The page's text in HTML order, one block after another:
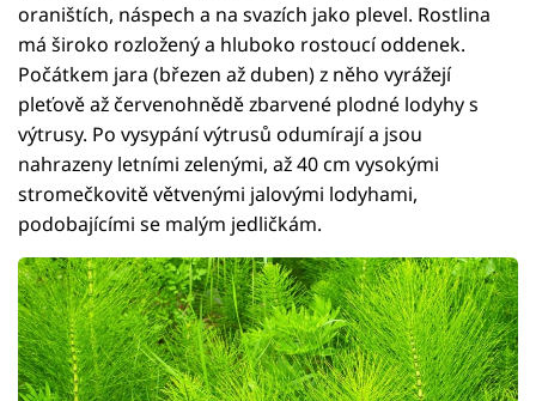
oraništích, náspech a na svazích jako plevel. Rostlina
má široko rozložený a hluboko rostoucí oddenek.
Počátkem jara (březen až duben) z něho vyrážejí
pleťově až červenohnědě zbarvené plodné lodyhy s
výtrusy. Po vysypání výtrusů odumírají a jsou
nahrazeny letními zelenými, až 40 cm vysokými
stromečkovitě větvenými jalovými lodyhami,
podobajícími se malým jedličkám.